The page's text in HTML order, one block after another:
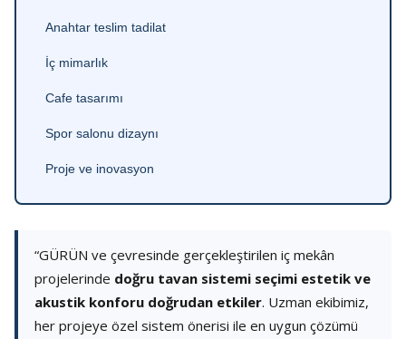
Anahtar teslim tadilat
İç mimarlık
Cafe tasarımı
Spor salonu dizaynı
Proje ve inovasyon
“GÜRÜN ve çevresinde gerçekleştirilen iç mekân
projelerinde doğru tavan sistemi seçimi estetik ve
akustik konforu doğrudan etkiler. Uzman ekibimiz,
her projeye özel sistem önerisi ile en uygun çözümü